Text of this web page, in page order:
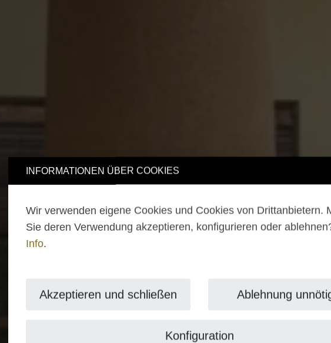
INFORMATIONEN ÜBER COOKIES
Wir verwenden eigene Cookies und Cookies von Drittanbietern.
Sie deren Verwendung akzeptieren, konfigurieren oder
Info.
Akzeptieren und schließen Ablehnung
Konfiguration